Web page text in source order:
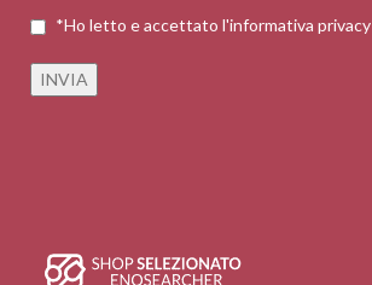
*Ho letto e accettato l'informativa privacy